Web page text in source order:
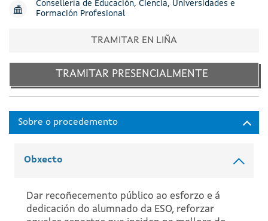
Consellería de Educación, Ciencia, Universidades e
Formación Profesional
TRAMITAR EN LIÑA
TRAMITAR PRESENCIALMENTE
Obxecto
Dar recoñecemento público ao esforzo e á
dedicación do alumnado da ESO, reforzar